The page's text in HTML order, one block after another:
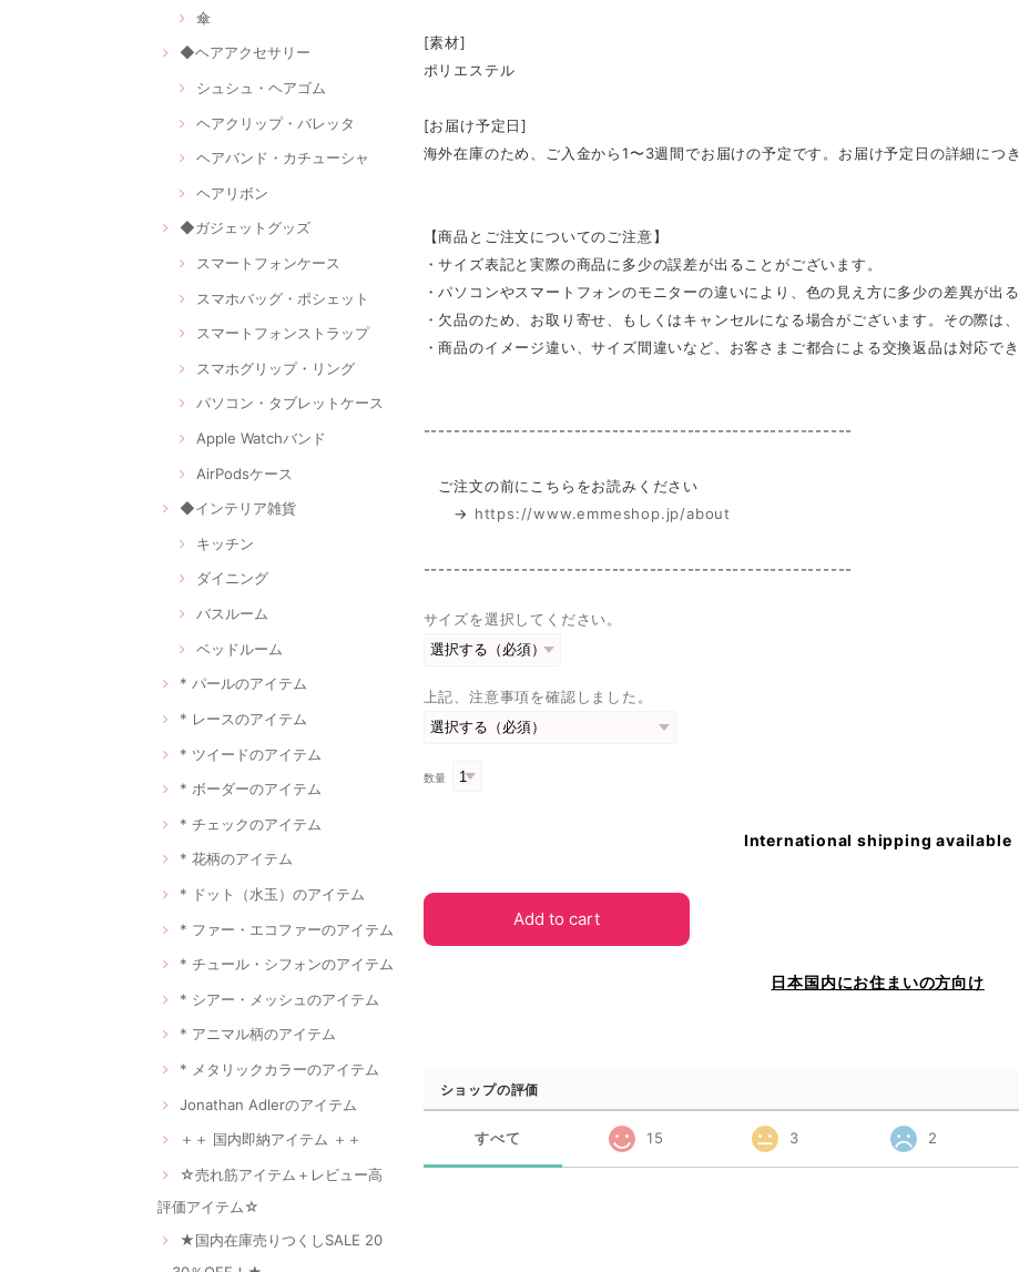
傘
◆ヘアアクセサリー
シュシュ・ヘアゴム
ヘアクリップ・バレッタ
ヘアバンド・カチューシャ
ヘアリボン
◆ガジェットグッズ
スマートフォンケース
スマホバッグ・ポシェット
スマートフォンストラップ
スマホグリップ・リング
パソコン・タブレットケース
Apple Watchバンド
AirPodsケース
◆インテリア雑貨
キッチン
ダイニング
バスルーム
ベッドルーム
* パールのアイテム
* レースのアイテム
* ツイードのアイテム
* ボーダーのアイテム
* チェックのアイテム
* 花柄のアイテム
* ドット（水玉）のアイテム
* ファー・エコファーのアイテム
* チュール・シフォンのアイテム
* シアー・メッシュのアイテム
* アニマル柄のアイテム
* メタリックカラーのアイテム
Jonathan Adlerのアイテム
＋＋ 国内即納アイテム ＋＋
☆売れ筋アイテム＋レビュー高
評価アイテム☆
★国内在庫売りつくしSALE 20
[素材]
ポリエステル
[お届け予定日]
海外在庫のため、ご入金から1〜3週間でお届けの予定です。お届け予定日の詳細につ
【商品とご注文についてのご注意】
・サイズ表記と実際の商品に多少の誤差が出ることがございます。
・パソコンやスマートフォンのモニターの違いにより、色の見え方に多少の差異が出
・欠品のため、お取り寄せ、もしくはキャンセルになる場合がございます。その際は
・商品のイメージ違い、サイズ間違いなど、お客さまご都合による交換返品は対応で
---------------------------------------------------------
ご注文の前にこちらをお読みください
→ https://www.emmeshop.jp/about
---------------------------------------------------------
サイズを選択してください。
上記、注意事項を確認しました。
数量
International shipping available
Add to cart
日本国内にお住まいの方向け
ショップの評価
すべて 15 3 2